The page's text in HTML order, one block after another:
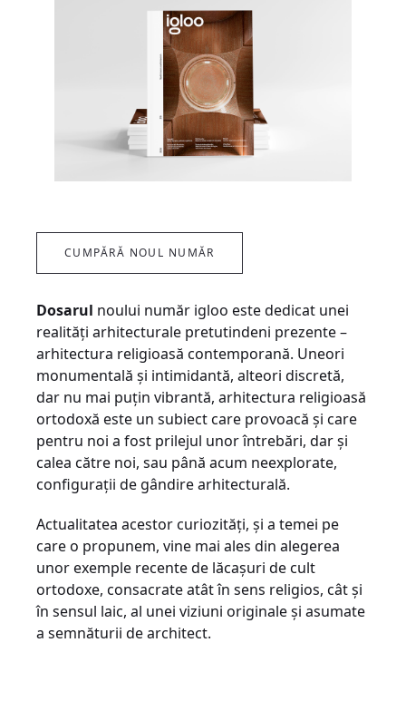
CUMPĂRĂ NOUL NUMĂR
Dosarul noului număr igloo este dedicat unei
realități arhitecturale pretutindeni prezente –
arhitectura religioasă contemporană. Uneori
monumentală și intimidantă, alteori discretă,
dar nu mai puțin vibrantă, arhitectura religioasă
ortodoxă este un subiect care provoacă și care
pentru noi a fost prilejul unor întrebări, dar și
calea către noi, sau până acum neexplorate,
configurații de gândire arhitecturală.
Actualitatea acestor curiozități, și a temei pe
care o propunem, vine mai ales din alegerea
unor exemple recente de lăcașuri de cult
ortodoxe, consacrate atât în sens religios, cât și
în sensul laic, al unei viziuni originale și asumate
a semnăturii de architect.